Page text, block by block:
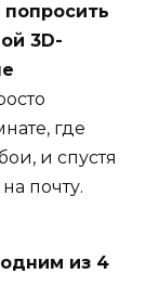
3D-
где
и спустя
почту.
из 4